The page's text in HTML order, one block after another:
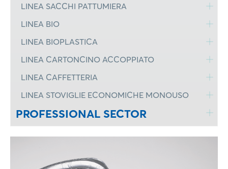
LINEA SACCHI PATTUMIERA
LINEA BIO
LINEA BIOPLASTICA
LINEA CARTONCINO ACCOPPIATO
LINEA CAFFETTERIA
LINEA STOVIGLIE ECONOMICHE MONOUSO
PROFESSIONAL SECTOR